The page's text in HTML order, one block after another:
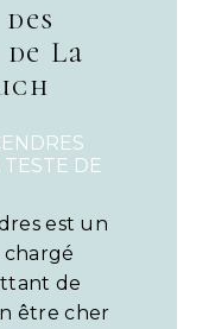
La
TESTE DE
est un
de
être cher